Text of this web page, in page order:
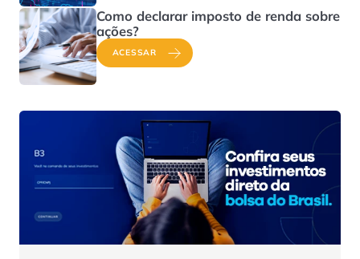
Como declarar imposto de renda sobre
ações?
ACESSAR